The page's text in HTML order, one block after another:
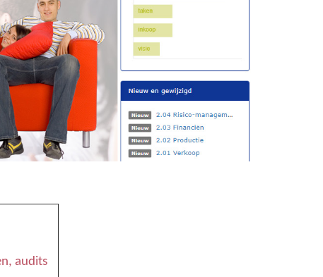
audits